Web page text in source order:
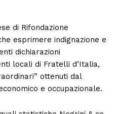
di Rifondazione
esprimere indignazione e
dichiarazioni
locali di Fratelli d’Italia,
ottenuti dal
e occupazionale.